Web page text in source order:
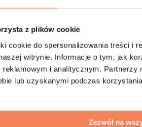
z plików cookie
cookie do spersonalizowania treści i
witrynie. Informacje o tym, jak
reklamowym i analitycznym. Partnerzy
lub uzyskanymi podczas
Zezwól na
do aktywności